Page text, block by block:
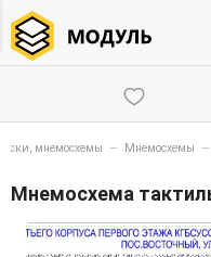
мнемосхемы — Мнемосхемы —
Мнемосхема